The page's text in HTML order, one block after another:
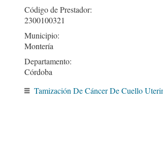
Código de Prestador:
2300100321
Municipio:
Montería
Departamento:
Córdoba
Tamización De Cáncer De Cuello